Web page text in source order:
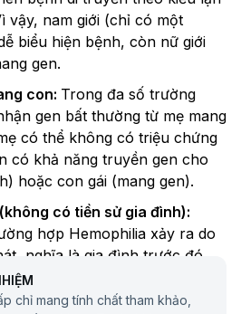
vậy, nam giới (chỉ có một
biểu hiện bệnh, còn nữ giới
gen.
con: Trong đa số trường
gen bất thường từ mẹ mang
có thể không có triệu chứng
có khả năng truyền gen cho
hoặc con gái (mang gen).
có tiền sử gia đình):
hợp Hemophilia xảy ra do
nghĩa là gia đình trước đó
Điều này khiến việc phát
khăn hơn.
chỉ mang tính chất tham khảo,